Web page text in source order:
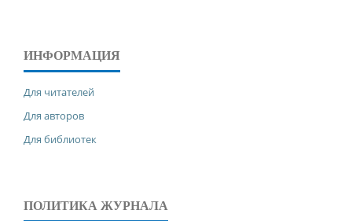
ИНФОРМАЦИЯ
Для читателей
Для авторов
Для библиотек
ПОЛИТИКА ЖУРНАЛА